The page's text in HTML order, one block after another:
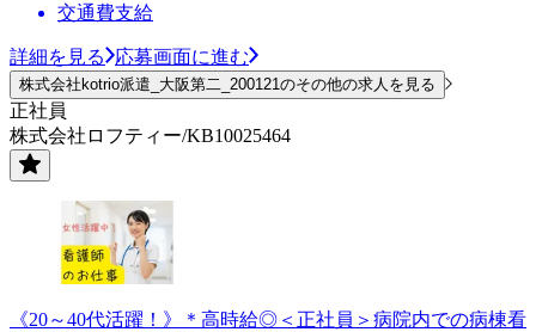
交通費支給
詳細を見る 応募画面に進む
株式会社kotrio派遣_大阪第二_200121のその他の求人を見る
正社員
株式会社ロフティー/KB10025464
《20～40代活躍！》＊高時給◎＜正社員＞病院内での病棟看